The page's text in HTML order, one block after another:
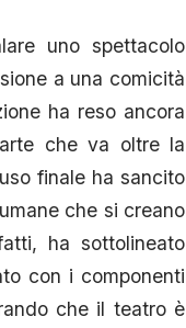
uno spettacolo
a una comicità
ha reso ancora
che va oltre la
finale ha sancito
che si creano
ha sottolineato
con i componenti
che il teatro è